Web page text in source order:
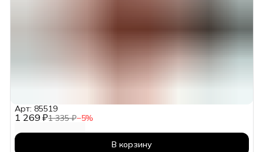
1 269 ₽1 335 ₽−5%
Арт: 85519
В корзину